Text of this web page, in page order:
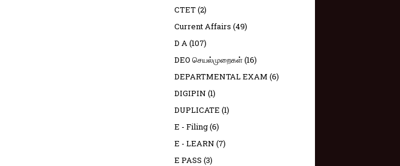
CTET(2)
Current Affairs (49)
D A(107)
DEO செயல்முறைகள்(16)
DEPARTMENTAL EXAM (6)
DIGIPIN (1)
DUPLICATE (1)
E - Filing(6)
E - LEARN (7)
E PASS (3)